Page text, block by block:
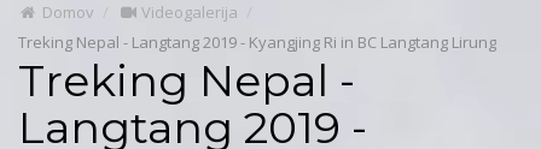
Domov
Videogalerija
Treking Nepal - Langtang 2019 - Kyangjing Ri in BC Langtang Lirung
Treking Nepal -
Langtang 2019 -